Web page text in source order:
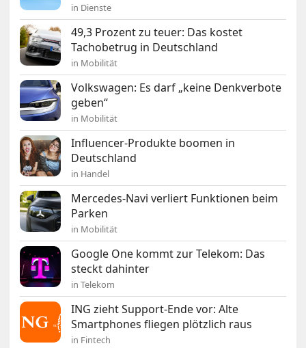
in Dienste
49,3 Prozent zu teuer: Das kostet
Tachobetrug in Deutschland
in Mobilität
Volkswagen: Es darf „keine Denkverbote
geben“
in Mobilität
Influencer-Produkte boomen in
Deutschland
in Handel
Mercedes-Navi verliert Funktionen beim
Parken
in Mobilität
Google One kommt zur Telekom: Das
steckt dahinter
in Telekom
ING zieht Support-Ende vor: Alte
Smartphones fliegen plötzlich raus
in Fintech